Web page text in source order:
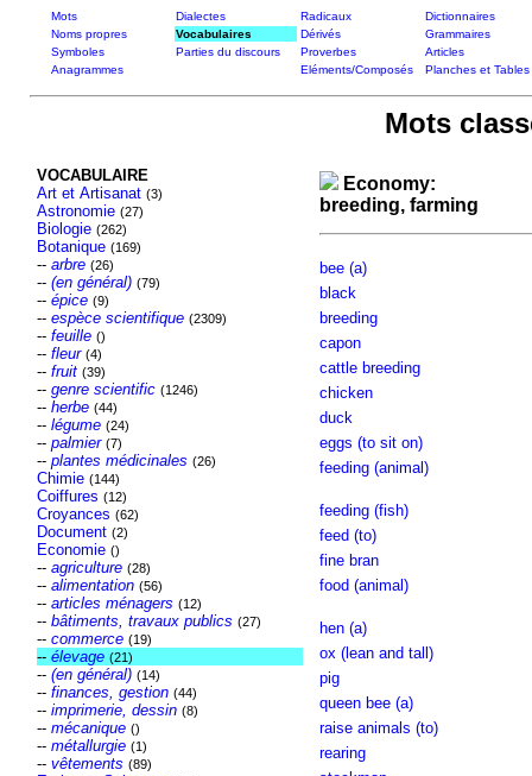
Mots Dialectes Radicaux
Dictionnaires
Noms propres
Vocabulaires Dérivés
Grammaires
Symboles
Parties du discours Proverbes
Articles
Anagrammes
Eléments/Composés Planches et Tables
Mots
VOCABULAIRE
Art et Artisanat (3)
Astronomie (27)
Biologie (262)
Botanique (169)
-- arbre (26)
-- (en général) (79)
-- épice (9)
-- espèce scientifique (2309)
-- feuille ()
-- fleur (4)
-- fruit (39)
-- genre scientific (1246)
-- herbe (44)
-- légume (24)
-- palmier (7)
-- plantes médicinales (26)
Chimie (144)
Coiffures (12)
Croyances (62)
Document (2)
Economie ()
-- agriculture (28)
-- alimentation (56)
-- articles ménagers (12)
-- bâtiments, travaux publics (27)
-- commerce (19)
-- élevage (21)
-- (en général) (14)
-- finances, gestion (44)
-- imprimerie, dessin (8)
-- mécanique ()
-- métallurgie (1)
-- vêtements (89)
Economy:
breeding, farming
bee (a)
black
breeding
capon
cattle breeding
chicken
duck
eggs (to sit on)
feeding (animal)
feeding (fish)
feed (to)
fine bran
food (animal)
hen (a)
ox (lean and tall)
pig
queen bee (a)
raise animals (to)
rearing